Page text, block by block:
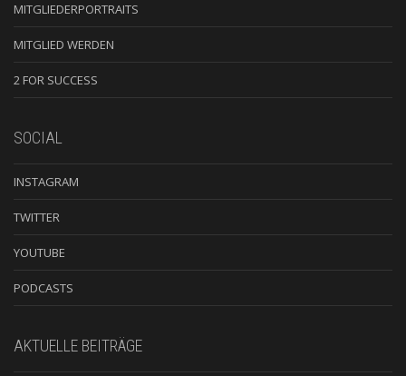
MITGLIEDERPORTRAITS
MITGLIED WERDEN
2 FOR SUCCESS
SOCIAL
INSTAGRAM
TWITTER
YOUTUBE
PODCASTS
AKTUELLE BEITRÄGE